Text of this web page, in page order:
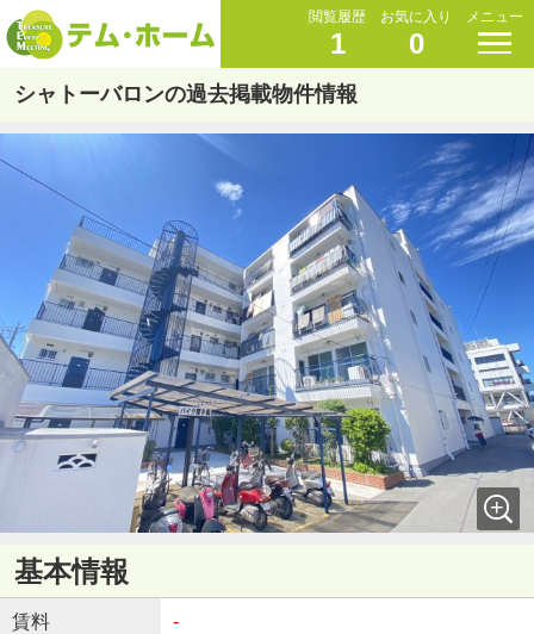
閲覧履歴
1
お気に入り
0
メニュー
シャトーバロンの過去掲載物件情報
基本情報
賃料 -